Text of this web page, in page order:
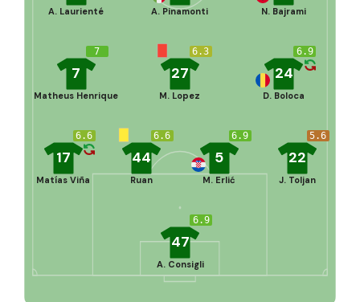
6.9
47
A. Consigli
6.6
17
Matías Viña
6.6
44
Ruan
6.9
5
M. Erlić
5.6
22
J. Toljan
7
7
Matheus Henrique
6.3
27
M. Lopez
6.9
24
D. Boloca
A. Laurienté A. Pinamonti N. Bajrami